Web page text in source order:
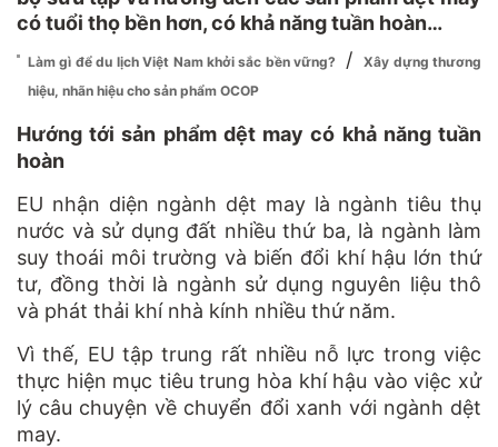
có tuổi thọ bền hơn, có khả năng tuần hoàn…
Làm gì để du lịch Việt Nam khởi sắc bền vững? /
Xây dựng thương
hiệu, nhãn hiệu cho sản phẩm OCOP
Hướng tới sản phẩm dệt may có khả năng tuần
hoàn
EU nhận diện ngành dệt may là ngành tiêu thụ
nước và sử dụng đất nhiều thứ ba, là ngành làm
suy thoái môi trường và biến đổi khí hậu lớn thứ
tư, đồng thời là ngành sử dụng nguyên liệu thô
và phát thải khí nhà kính nhiều thứ năm.
Vì thế, EU tập trung rất nhiều nỗ lực trong việc
thực hiện mục tiêu trung hòa khí hậu vào việc xử
lý câu chuyện về chuyển đổi xanh với ngành dệt
may.